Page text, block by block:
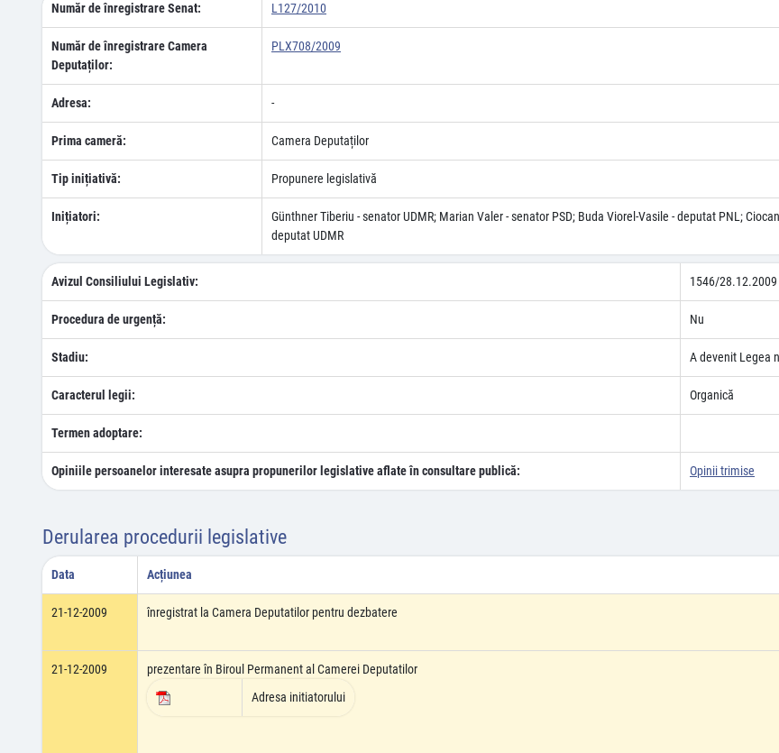
Număr de înregistrare Senat:
L127/2010
Număr de înregistrare Camera
Deputaților:
PLX708/2009
Adresa: -
Prima cameră: Camera Deputaților
Tip inițiativă: Propunere legislativă
Inițiatori:
Günthner Tiberiu - senator UDMR; Marian Valer - senator PSD; Buda Viorel-Vasile - deputat PNL;
deputat UDMR
Avizul Consiliului Legislativ: 1546/28.12.2009
Procedura de urgență: Nu
Stadiu: A devenit Legea
Caracterul legii: Organică
Termen adoptare:
Opiniile persoanelor interesate asupra propunerilor legislative aflate în consultare publică: Opinii trimise
Derularea procedurii legislative
Data Acțiunea
21-12-2009 înregistrat la Camera Deputatilor pentru dezbatere
21-12-2009
prezentare în Biroul Permanent al Camerei Deputatilor
Adresa initiatorului